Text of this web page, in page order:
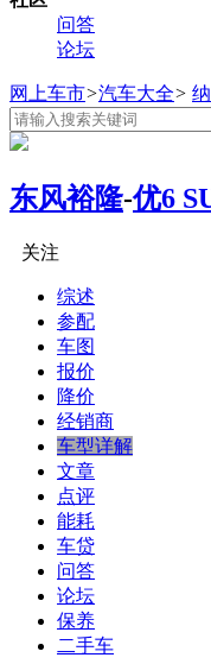
问答
论坛
网上车市>汽车大全>
东风裕隆-优6
关注
综述
参配
车图
报价
降价
经销商
车型详解
文章
点评
能耗
车贷
问答
论坛
保养
二手车